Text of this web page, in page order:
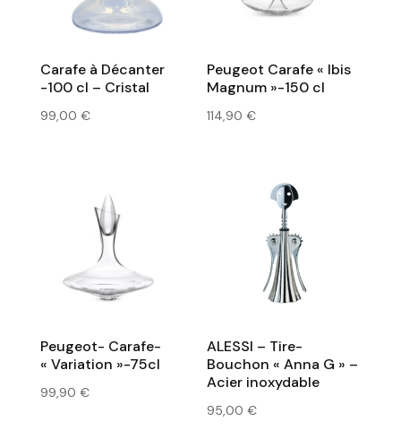
Carafe à Décanter
-100 cl – Cristal
99,00 €
Peugeot Carafe « Ibis
Magnum »-150 cl
114,90€
Peugeot- Carafe-
« Variation »-75cl
99,90 €
ALESSI – Tire-
Bouchon « Anna G » –
Acier inoxydable
95,00€